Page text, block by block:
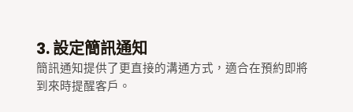
3. 設定簡訊通知
簡訊通知提供了更直接的溝通方式，適合在預約即將
到來時提醒客戶。